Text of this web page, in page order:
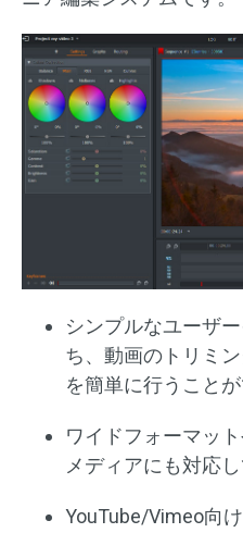
シンプルなユーザ
ち、動画のトリミ
を簡単に行うことが
ワイドフォーマッ
メディアにも対応し
YouTube/Vimeo向